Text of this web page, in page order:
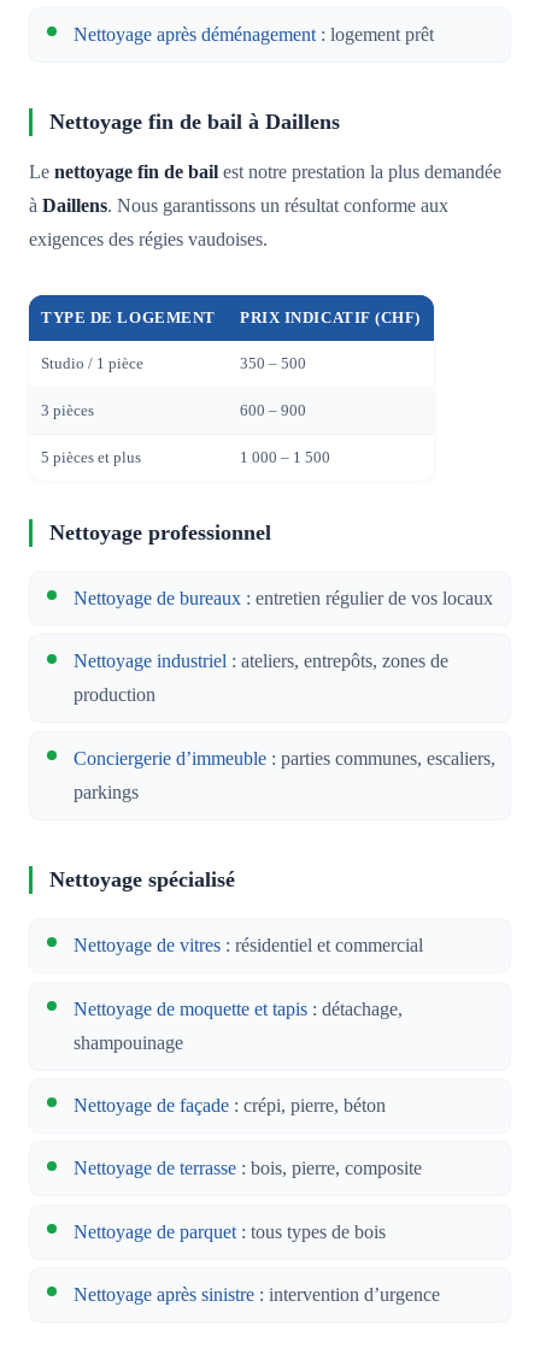
Nettoyage après déménagement : logement prêt
Nettoyage fin de bail à Daillens
Le nettoyage fin de bail est notre prestation la plus demandée
à Daillens. Nous garantissons un résultat conforme aux
exigences des régies vaudoises.
TYPE DE LOGEMENT PRIX INDICATIF (CHF)
Studio / 1 pièce 350 – 500
3 pièces 600 – 900
5 pièces et plus 1 000 – 1 500
Nettoyage professionnel
Nettoyage de bureaux : entretien régulier de vos locaux
Nettoyage industriel : ateliers, entrepôts, zones de
production
Conciergerie d’immeuble : parties communes, escaliers,
parkings
Nettoyage spécialisé
Nettoyage de vitres : résidentiel et commercial
Nettoyage de moquette et tapis : détachage,
shampouinage
Nettoyage de façade : crépi, pierre, béton
Nettoyage de terrasse : bois, pierre, composite
Nettoyage de parquet: tous types de bois
Nettoyage après sinistre : intervention d’urgence